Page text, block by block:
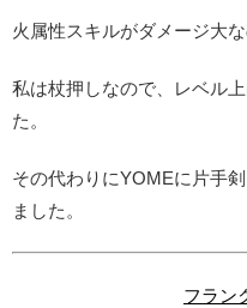
火属性スキルがダメージ大
私は杖押しなので、レベル
た。
その代わりにYOMEに片手
ました。
フラン